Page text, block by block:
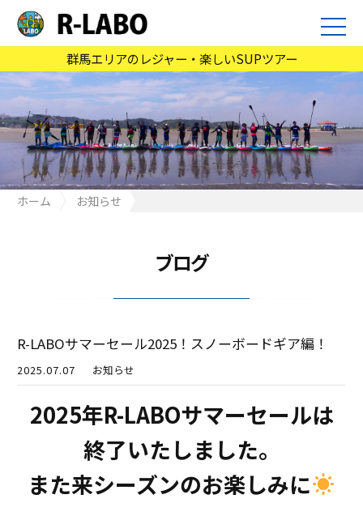
群馬エリアのレジャー・楽しいSUPツアー
ホーム
お知らせ
ブログ
R-LABOサマーセール2025！スノーボードギア編！
2025.07.07 お知らせ
2025年R-LABOサマーセールは
終了いたしました。
また来シーズンのお楽しみに